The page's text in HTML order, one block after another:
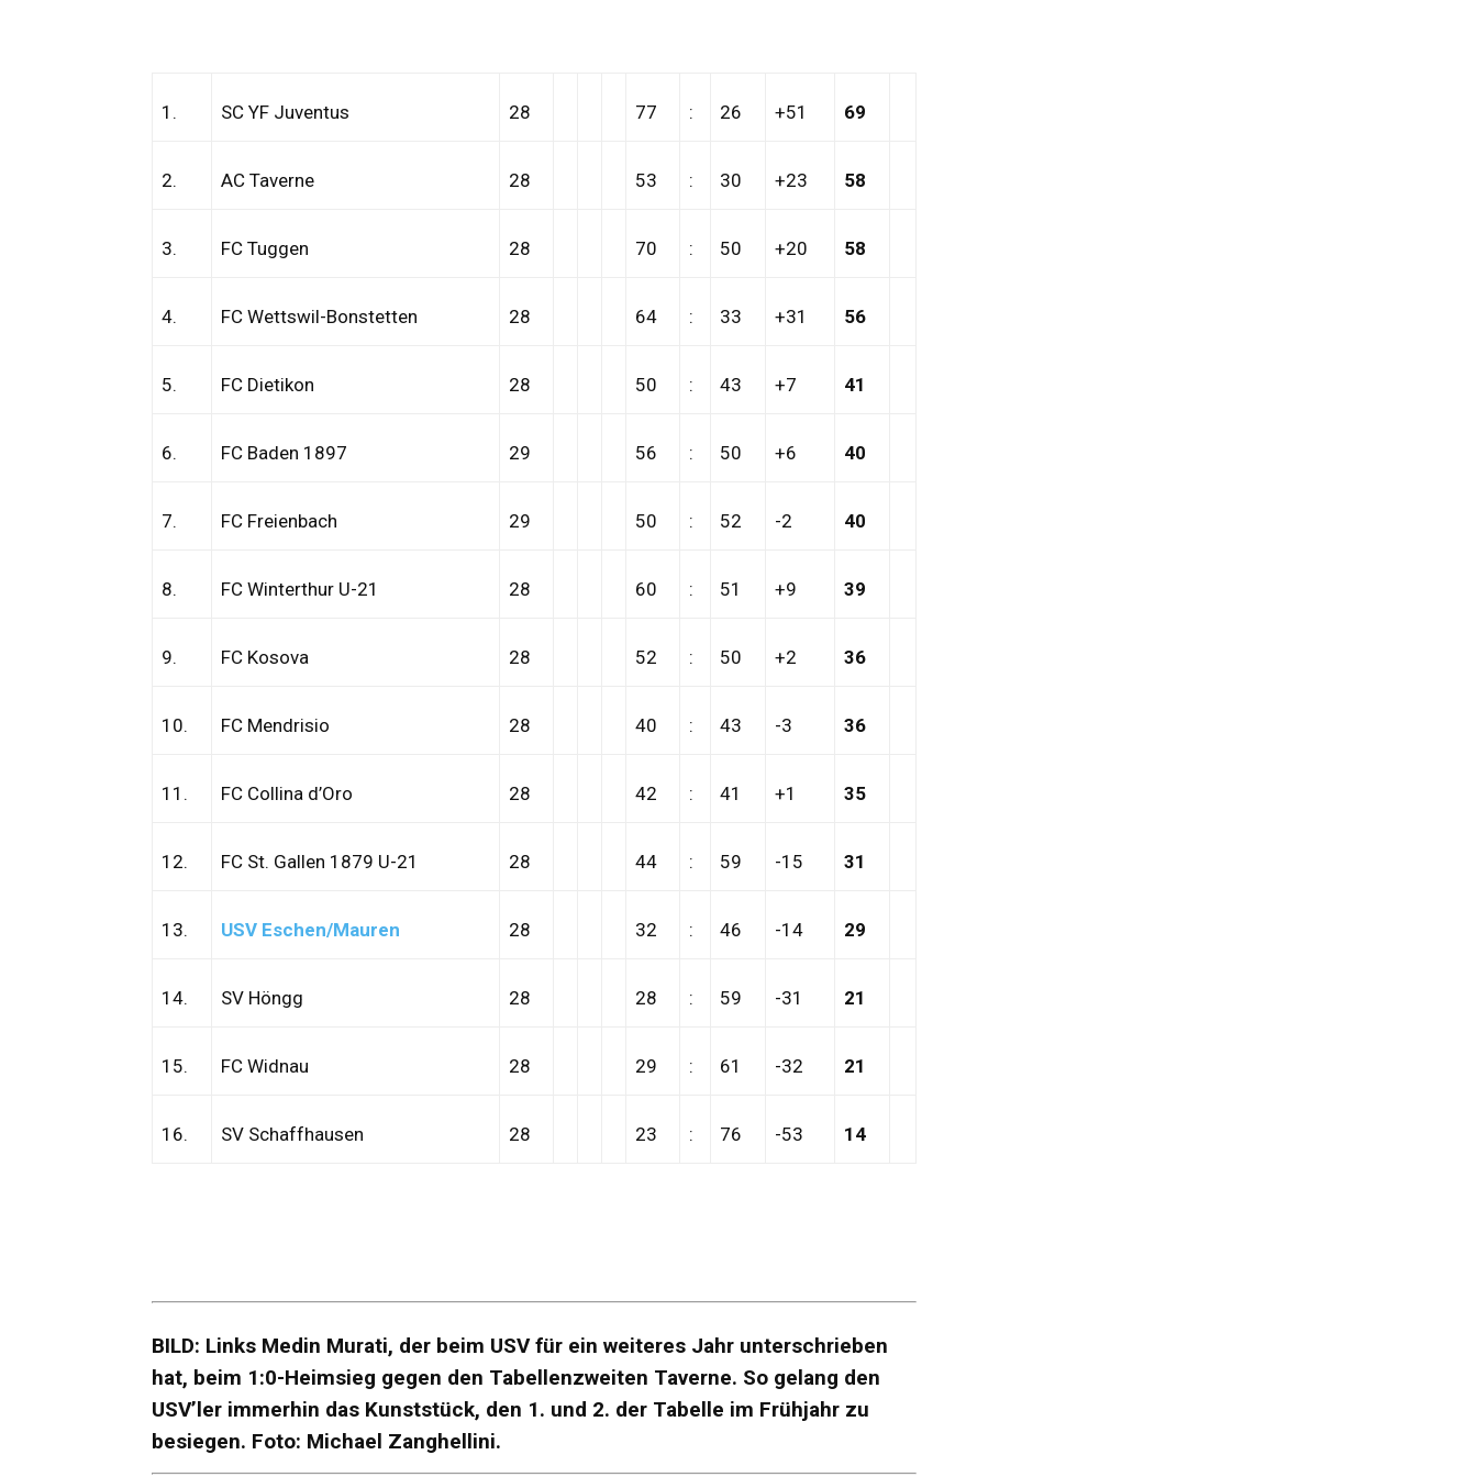
1. SC YF Juventus 28 77 : 26 +51 69
2. AC Taverne 28 53 : 30 +23 58
3. FC Tuggen 28 70 : 50 +20 58
4. FC Wettswil-Bonstetten 28 64 : 33 +31 56
5. FC Dietikon 28 50 : 43 +7 41
6. FC Baden 1897 29 56 : 50 +6 40
7. FC Freienbach 29 50 : 52 -2 40
8. FC Winterthur U-21 28 60 : 51 +9 39
9. FC Kosova 28 52 : 50 +2 36
10. FC Mendrisio 28 40 : 43 -3 36
11. FC Collina d’Oro 28 42 : 41 +1 35
12. FC St. Gallen 1879 U-21 28 44 : 59 -15 31
13. USV Eschen/Mauren 28 32 : 46 -14 29
14. SV Höngg 28 28 : 59 -31 21
15. FC Widnau 28 29 : 61 -32 21
16. SV Schaffhausen 28 23 : 76 -53 14
BILD: Links Medin Murati, der beim USV für ein weiteres Jahr unterschrieben
hat, beim 1:0-Heimsieg gegen den Tabellenzweiten Taverne. So gelang den
USV’ler immerhin das Kunststück, den 1. und 2. der Tabelle im Frühjahr zu
besiegen. Foto: Michael Zanghellini.